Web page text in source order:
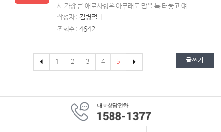
서 가장 큰 애로사항은 아무래도 맘을 툭 터놓고 얘..
작성자 : 김병철
조회수 : 4642
1 2 3 4 5 글쓰기